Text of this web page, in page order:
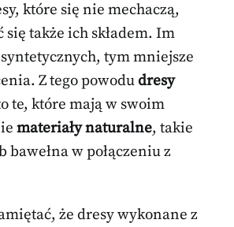
które się nie mechaczą,
także ich składem. Im
tym mniejsze
Z tego powodudresy
te, które mają w swoim
materiały naturalne, takie
bawełna w połączeniu z
że dresy wykonane z